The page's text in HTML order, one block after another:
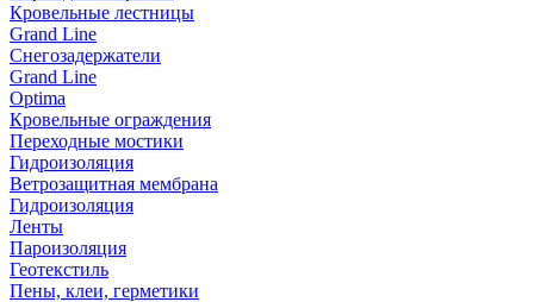
Кровельные лестницы
Grand Line
Снегозадержатели
Grand Line
Optima
Кровельные ограждения
Переходные мостики
Гидроизоляция
Ветрозащитная мембрана
Гидроизоляция
Ленты
Пароизоляция
Геотекстиль
Пены, клеи, герметики